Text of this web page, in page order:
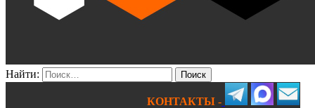
Найти:
КОНТАКТЫ -